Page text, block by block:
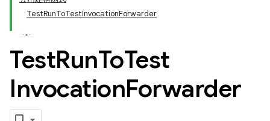
TestRunToTestInvocationForwarder
TestRunToTest
InvocationForwarder